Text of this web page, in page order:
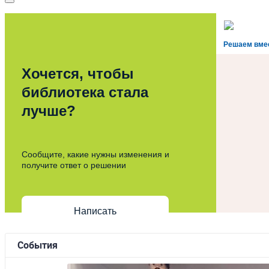
Решаем
Хочется, чтобы
библиотека стала
лучше?
Сообщите, какие нужны изменения и
получите ответ о решении
Написать